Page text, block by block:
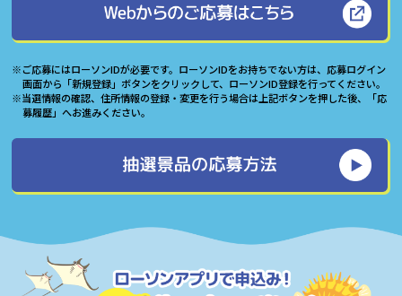
※ご応募にはローソンIDが必要です。ローソンIDをお持ちでない方は、応募ログイン
画面から「新規登録」ボタンをクリックして、ローソンID登録を行ってください。
※当選情報の確認、住所情報の登録・変更を行う場合は上記ボタンを押した後、「応
募履歴」へお進みください。